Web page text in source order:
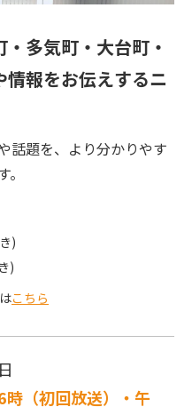
多気町・大台町・
報をお伝えするニ
話題を、より分かりやす
)
)
こちら
時（初回放送）・午